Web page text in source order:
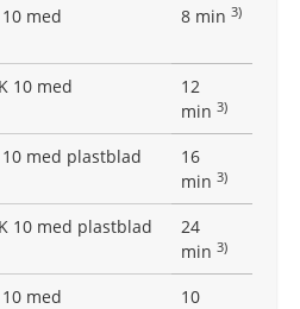
med
8 min 3)
10 med
12
min 3)
med plastblad
16
min 3)
10 med plastblad
24
min 3)
med
10